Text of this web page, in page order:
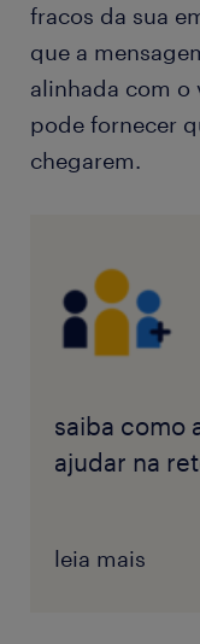
fracos da sua
que a
alinhada com o
pode fornecer
chegarem.
saiba como
ajudar na
leia mais